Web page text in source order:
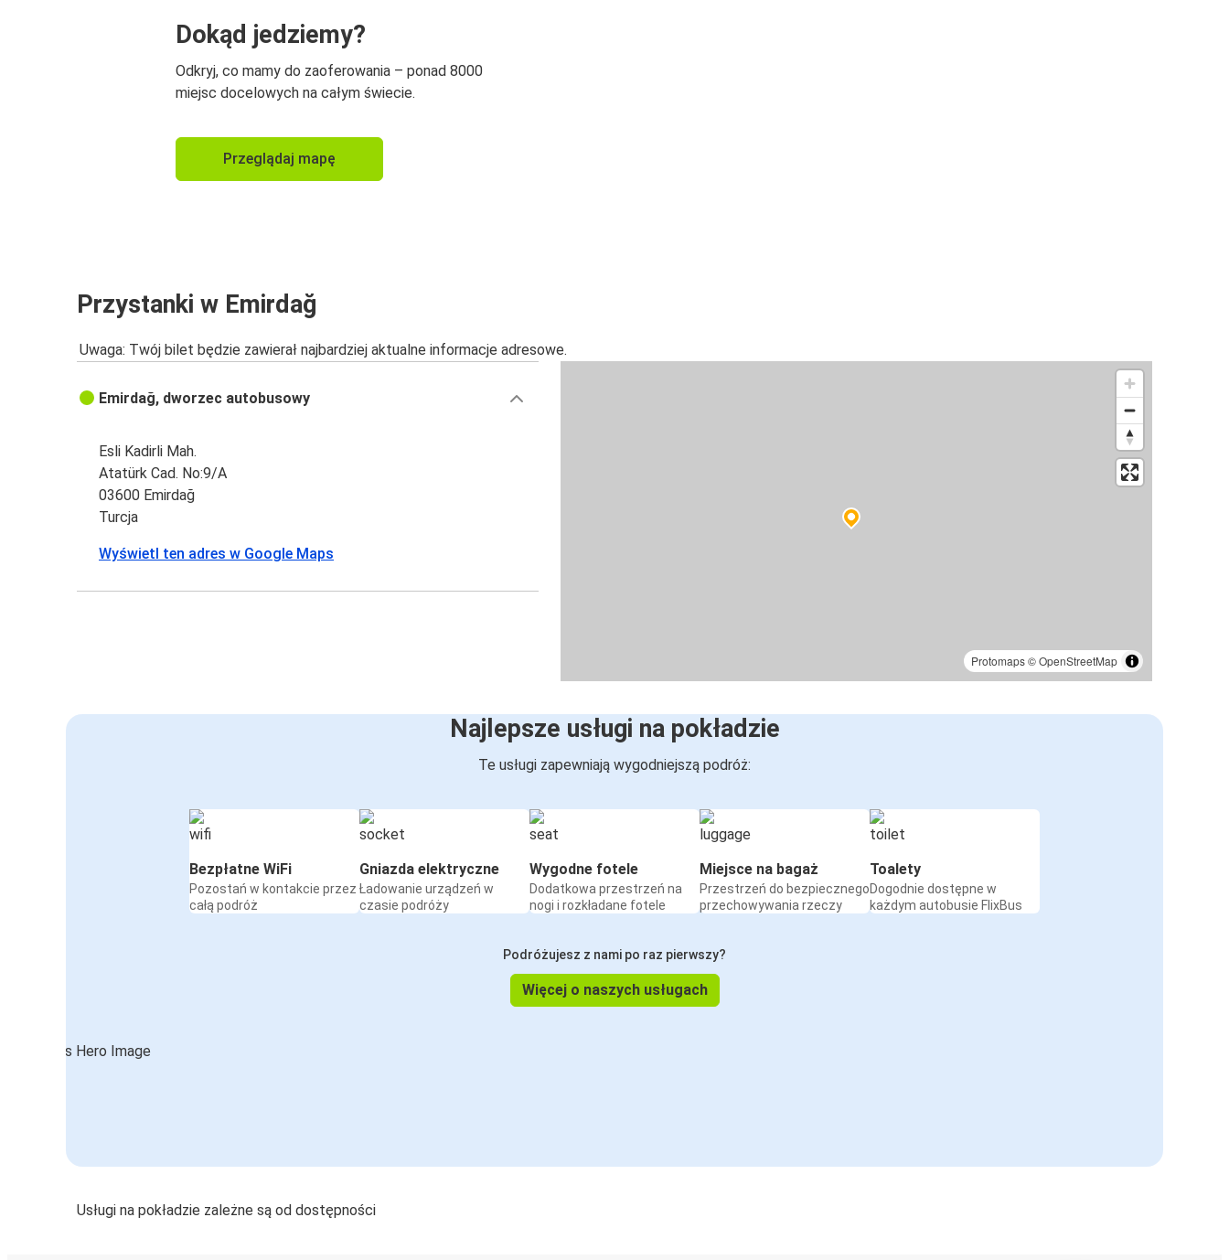
Dokąd jedziemy?
Odkryj, co mamy do zaoferowania – ponad 8000
miejsc docelowych na całym świecie.
Przeglądaj mapę
Przystanki w Emirdağ
Uwaga: Twój bilet będzie zawierał najbardziej aktualne informacje adresowe.
Protomaps©OpenStreetMap
Emirdağ, dworzec autobusowy
Esli Kadirli Mah.
Atatürk Cad. No:9/A
03600 Emirdağ
Turcja
Wyświetl ten adres w Google Maps
Najlepsze usługi na pokładzie
Te usługi zapewniają wygodniejszą podróż:
Bezpłatne WiFi
Pozostań w kontakcie przez
całą podróż
Gniazda elektryczne
Ładowanie urządzeń w
czasie podróży
Wygodne fotele
Dodatkowa przestrzeń na
nogi i rozkładane fotele
Miejsce na bagaż
Przestrzeń do bezpiecznego
przechowywania rzeczy
Toalety
Dogodnie dostępne w
każdym autobusie FlixBus
Podróżujesz z nami po raz pierwszy?
Więcej o naszych usługach
Usługi na pokładzie zależne są od dostępności